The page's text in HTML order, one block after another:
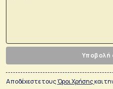
Υποβολή
Αποδέχεστε τουςΌροι Χρήσηςκαι